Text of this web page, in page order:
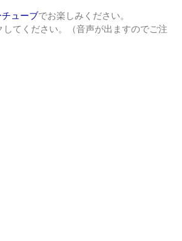
ューブでお楽しみください。
てください。（音声が出ますのでご注